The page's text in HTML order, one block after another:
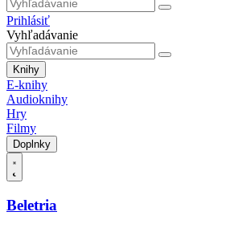
Prihlásiť
Vyhľadávanie
Knihy
E-knihy
Audioknihy
Hry
Filmy
Doplnky
Beletria